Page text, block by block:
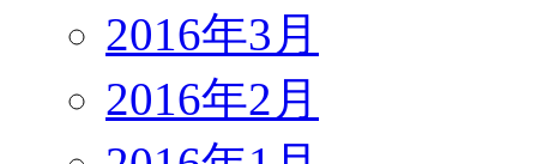
2016年3月
2016年2月